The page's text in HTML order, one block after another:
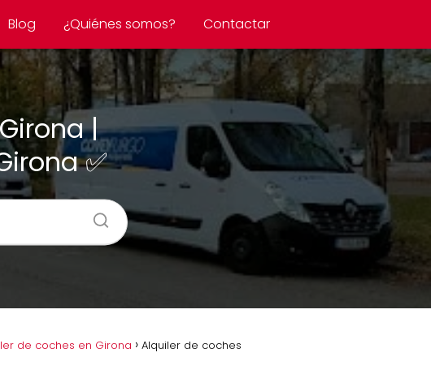
Blog ¿Quiénes somos? Contactar
|
✅
de coches en Girona
Alquiler de coches